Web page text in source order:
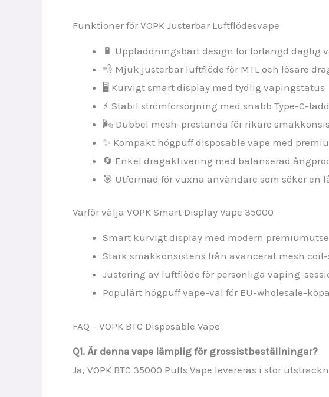
Funktioner för VOPK Justerbar Luftflödesvape
🔋 Uppladdningsbart design för förlängd daglig
💨 Mjuk justerbar luftflöde för MTL och lösare
🖥️ Kurvigt smart display med tydlig vapingstatus
⚡ Stabil strömförsörjning med snabb Type-C-
🌬️ Dubbel mesh-prestanda för rikare
✨ Kompakt högpuff disposable vape med
🔄 Enkel dragaktivering med balanserad
🎯 Utformad för vuxna användare som söker en
Varför välja VOPK Smart Display Vape 35000
Smart kurvigt display med modern
Stark smakkonsistens från avancerat mesh coil-
Justering av luftflöde för personliga vaping-
Populärt högpuff vape-val för EU-wholesale-
FAQ – VOPK BTC Disposable Vape
Q1. Är denna vape lämplig för grossistbeställningar?
Ja, VOPK BTC 35000 Puffs Vape levereras i stor